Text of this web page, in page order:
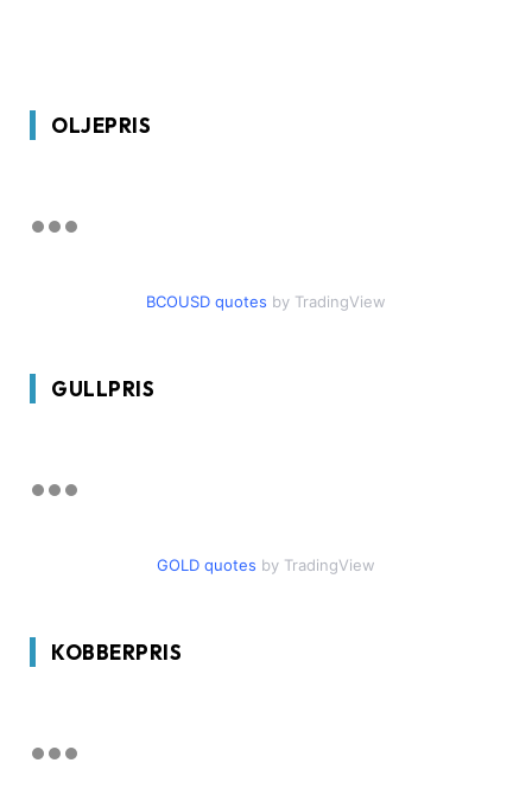
OLJEPRIS
BCOUSD quotes by TradingView
GULLPRIS
GOLD quotes by TradingView
KOBBERPRIS